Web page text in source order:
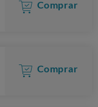
Comprar
Comprar